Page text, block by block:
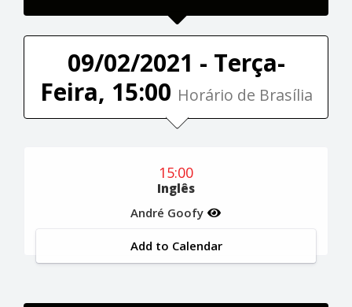
09/02/2021 - Terça-
Feira, 15:00 Horário de Brasília
15:00
Inglês
André Goofy
Add to Calendar